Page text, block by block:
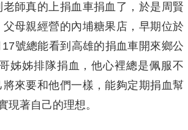
師真的上捐血車捐血了，於是周賢
母親經營的內埔糖果店，早期位於
號總能看到高雄的捐血車開來鄉公
姊姊排隊捐血，他心裡總是佩服不
來要和他們一樣，能夠定期捐血幫
現著自己的理想。